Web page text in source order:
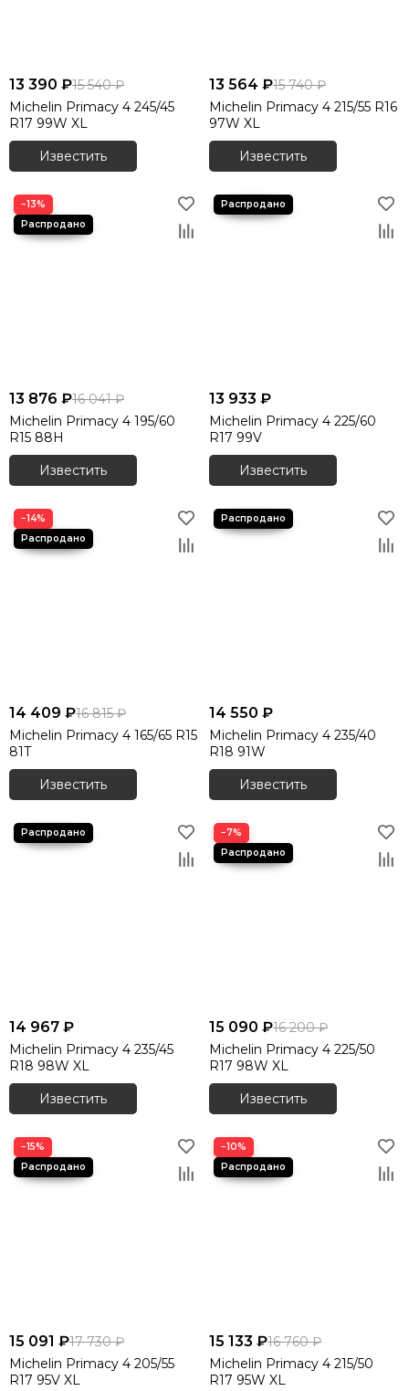
13 390 ₽15 540 ₽
Michelin Primacy 4 245/45
R17 99W XL
Известить
13 564 ₽15 740 ₽
Michelin Primacy 4 215/55 R16
97W XL
Известить
−13%
13 876 ₽16 041 ₽
Michelin Primacy 4 195/60
R15 88H
Известить
13 933 ₽
Michelin Primacy 4 225/60
R17 99V
Известить
−14%
14 409 ₽16 815 ₽
Michelin Primacy 4 165/65 R15
81T
Известить
14 550 ₽
Michelin Primacy 4 235/40
R18 91W
Известить
14 967 ₽
Michelin Primacy 4 235/45
R18 98W XL
Известить
−7%
15 090 ₽16 200 ₽
Michelin Primacy 4 225/50
R17 98W XL
Известить
−15%
15 091 ₽17 730 ₽
Michelin Primacy 4 205/55
R17 95V XL
−10%
15 133 ₽16 760 ₽
Michelin Primacy 4 215/50
R17 95W XL